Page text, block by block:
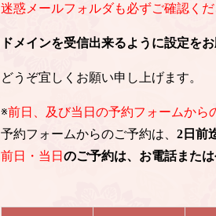
迷惑メールフォルダも必ずご確認く
ドメインを受信出来るように設定を
どうぞ宜しくお願い申し上げます。
※前日、及び当日の予約フォームから
予約フォームからのご予約は、 2日前
前日・当日 のご予約は、お電話また